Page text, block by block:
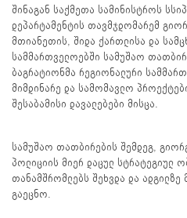
შინაგან საქმეთა სამინისტროს
დეპარტამენტის თავმჯდომარემ
მთიანეთის, შიდა ქართლისა და
სამმართველოებში სამუშაო
ბაგრატიონმა რეგიონალური
მიმდინარე და სამომავლო
შესაბამისი დავალებები მისცა.
სამუშაო თათბირების შემდეგ,
პოლიციის მიერ დაცულ სტრატეგიულ
თანამშრომლებს შეხვდა და ადგილზე
გაეცნო.